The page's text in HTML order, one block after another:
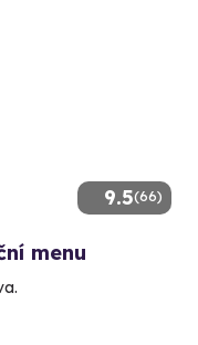
9.5(66)
menu